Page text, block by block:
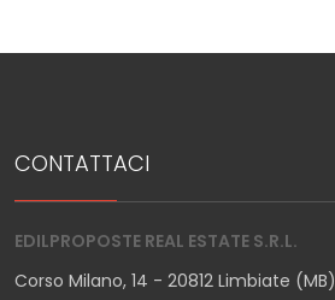
CONTATTACI
EDILPROPOSTE REAL ESTATE S.R.L.
Corso Milano, 14 - 20812 Limbiate (MB)